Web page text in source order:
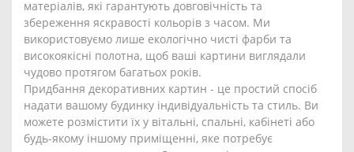
матеріалів, які гарантують довговічність та
збереження яскравості кольорів з часом. Ми
використовуємо лише екологічно чисті фарби та
високоякісні полотна, щоб ваші картини виглядали
чудово протягом багатьох років.
Придбання декоративних картин - це простий спосіб
надати вашому будинку індивідуальність та стиль. Ви
можете розмістити їх у вітальні, спальні, кабінеті або
будь-якому іншому приміщенні, яке потребує